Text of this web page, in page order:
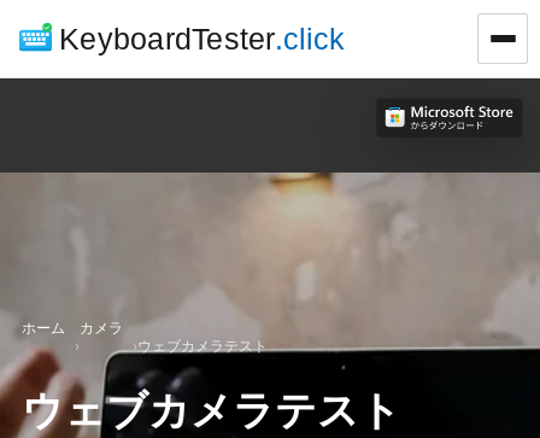
KeyboardTester.click
ホーム
›
カメラ
›ウェブカメラテスト
ウェブカメラテスト